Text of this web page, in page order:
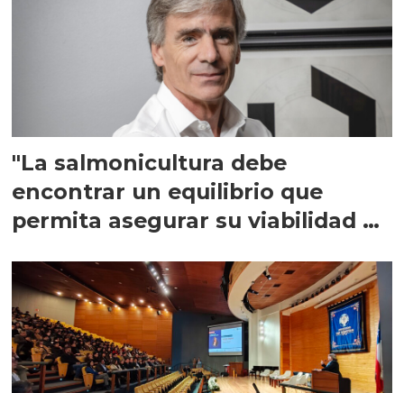
"La salmonicultura debe
encontrar un equilibrio que
permita asegurar su viabilidad de